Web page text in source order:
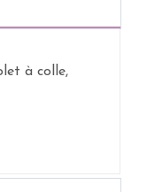
à colle,